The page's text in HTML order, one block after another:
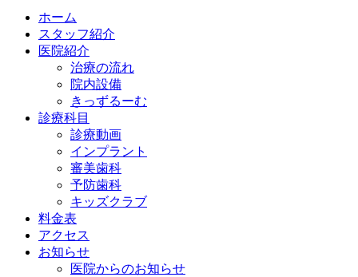
ホーム
スタッフ紹介
医院紹介
治療の流れ
院内設備
きっずるーむ
診療科目
診療動画
インプラント
審美歯科
予防歯科
キッズクラブ
料金表
アクセス
お知らせ
医院からのお知らせ